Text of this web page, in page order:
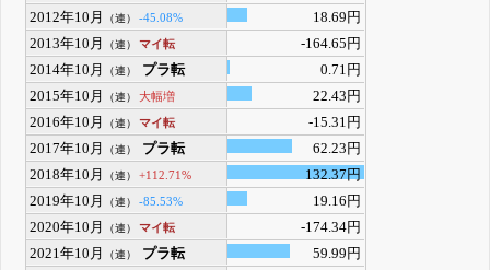
2012年10月
（連） -45.08%
18.69円
2013年10月
（連） マイ転
-164.65円
2014年10月
（連） プラ転
0.71円
2015年10月
（連） 大幅増
22.43円
2016年10月
（連） マイ転
-15.31円
2017年10月
（連） プラ転
62.23円
2018年10月
（連） +112.71%
132.37円
2019年10月
（連） -85.53%
19.16円
2020年10月
（連） マイ転
-174.34円
2021年10月
（連） プラ転
59.99円